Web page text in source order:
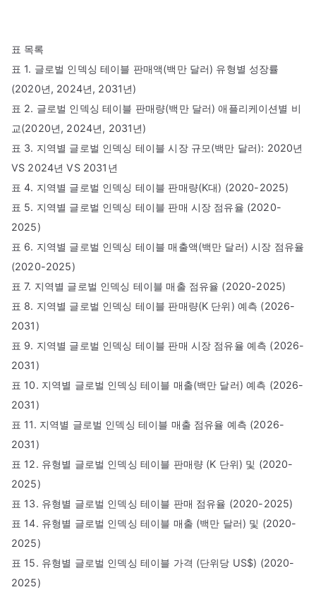
표 목록
표 1. 글로벌 인덱싱 테이블 판매액(백만 달러) 유형별 성장률
(2020년, 2024년, 2031년)
표 2. 글로벌 인덱싱 테이블 판매량(백만 달러) 애플리케이션별 비
교(2020년, 2024년, 2031년)
표 3. 지역별 글로벌 인덱싱 테이블 시장 규모(백만 달러): 2020년
VS 2024년 VS 2031년
표 4. 지역별 글로벌 인덱싱 테이블 판매량(K대) (2020-2025)
표 5. 지역별 글로벌 인덱싱 테이블 판매 시장 점유율 (2020-
2025)
표 6. 지역별 글로벌 인덱싱 테이블 매출액(백만 달러) 시장 점유율
(2020-2025)
표 7. 지역별 글로벌 인덱싱 테이블 매출 점유율 (2020-2025)
표 8. 지역별 글로벌 인덱싱 테이블 판매량(K 단위) 예측 (2026-
2031)
표 9. 지역별 글로벌 인덱싱 테이블 판매 시장 점유율 예측 (2026-
2031)
표 10. 지역별 글로벌 인덱싱 테이블 매출(백만 달러) 예측 (2026-
2031)
표 11. 지역별 글로벌 인덱싱 테이블 매출 점유율 예측 (2026-
2031)
표 12. 유형별 글로벌 인덱싱 테이블 판매량 (K 단위) 및 (2020-
2025)
표 13. 유형별 글로벌 인덱싱 테이블 판매 점유율 (2020-2025)
표 14. 유형별 글로벌 인덱싱 테이블 매출 (백만 달러) 및 (2020-
2025)
표 15. 유형별 글로벌 인덱싱 테이블 가격 (단위당 US$) (2020-
2025)